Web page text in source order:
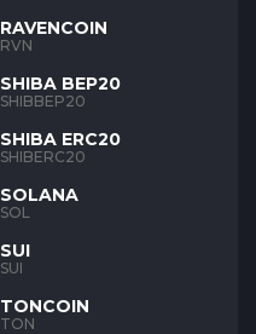
RAVENCOIN
RVN
SHIBA BEP20
SHIBBEP20
SHIBA ERC20
SHIBERC20
SOLANA
SOL
SUI
SUI
TONCOIN
TON